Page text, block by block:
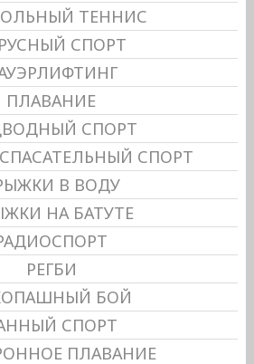
ТЕННИС
СПОРТ
ПЛАВАНИЕ
СПОРТ
СПОРТ
В ВОДУ
НА БАТУТЕ
РЕГБИ
БОЙ
СПОРТ
ПЛАВАНИЕ